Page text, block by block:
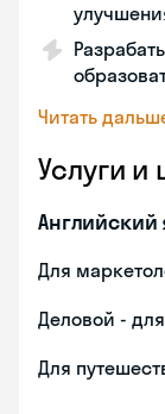
Читать
Услуги и
Английский
Для
Деловой -
Для